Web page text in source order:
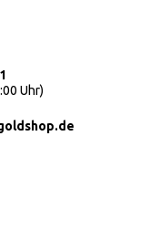
Uhr)